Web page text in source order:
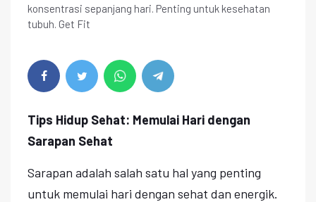
konsentrasi sepanjang hari. Penting untuk kesehatan
tubuh. Get Fit
Tips Hidup Sehat: Memulai Hari dengan
Sarapan Sehat
Sarapan adalah salah satu hal yang penting
untuk memulai hari dengan sehat dan energik.